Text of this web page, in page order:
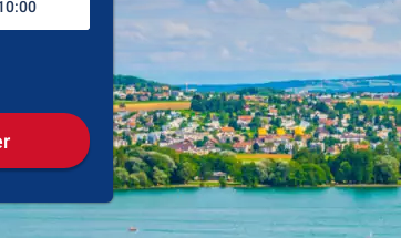
Recogida Devolución